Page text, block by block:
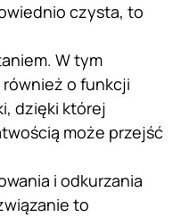
czysta, to
W tym
o funkcji
dzięki której
może przejść
i odkurzania
to